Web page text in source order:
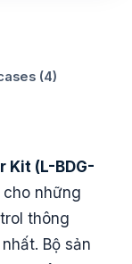
(4)
Kit (L-BDG-
những
thông
Bộ sản